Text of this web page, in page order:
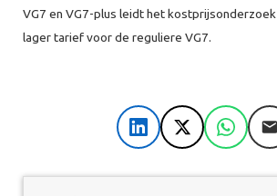
VG7 en VG7-plus leidt het
lager tarief voor de reguliere VG7.
LinkedIn
X